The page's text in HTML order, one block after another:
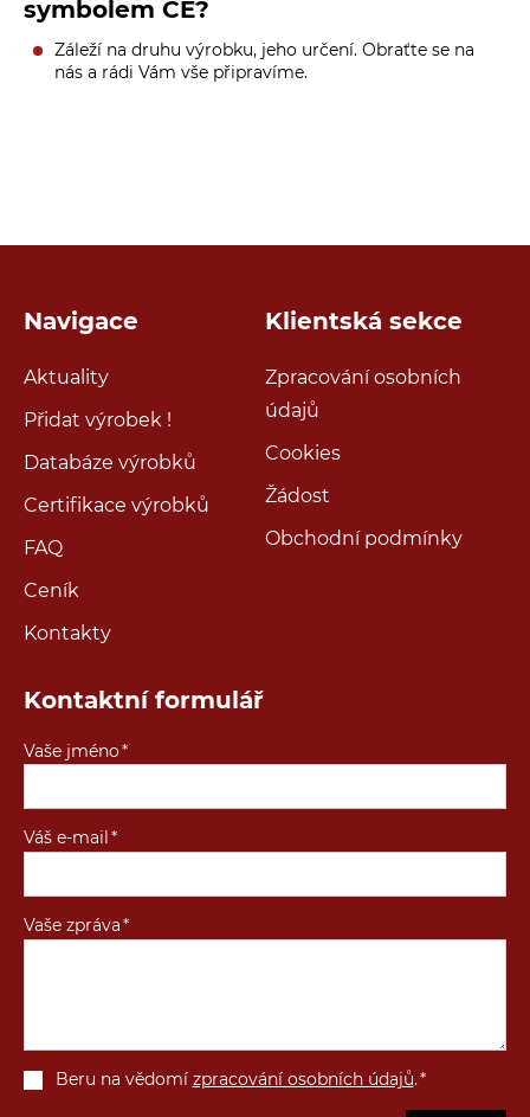
symbolem CE?
Záleží na druhu výrobku, jeho určení. Obraťte se na
nás a rádi Vám vše připravíme.
Navigace
Aktuality
Přidat výrobek !
Databáze výrobků
Certifikace výrobků
FAQ
Ceník
Kontakty
Klientská sekce
Zpracování osobních
údajů
Cookies
Žádost
Obchodní podmínky
Kontaktní formulář
Vaše jméno
Váš e-mail
Vaše zpráva
Beru na vědomí zpracování osobních údajů.